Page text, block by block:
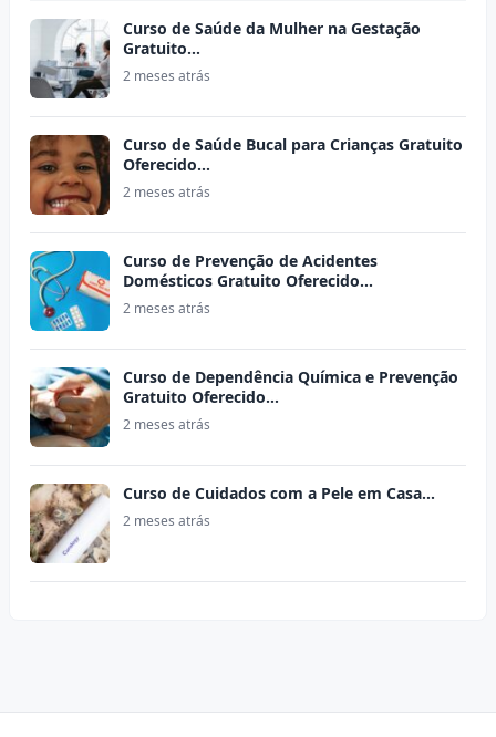
Curso de Saúde da Mulher na Gestação
Gratuito…
2 meses atrás
Curso de Saúde Bucal para Crianças Gratuito
Oferecido…
2 meses atrás
Curso de Prevenção de Acidentes
Domésticos Gratuito Oferecido…
2 meses atrás
Curso de Dependência Química e Prevenção
Gratuito Oferecido…
2 meses atrás
Curso de Cuidados com a Pele em Casa…
2 meses atrás